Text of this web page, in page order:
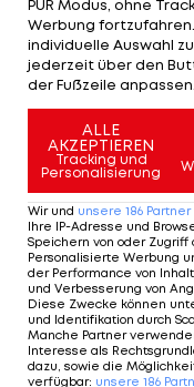
Lizenzbereichs,
"Bild".
gegen
antwortete
PUR Modus, ohne
Werbung
individuelle Auswahl
jederzeit über den
der Fußzeile anpassen.
ALLE
AKZEPTIEREN
Tracking und
Personalisierung
Wir und unsere 186 Partner
Ihre IP-Adresse und
Speichern von oder
Personalisierte Werbung
der Performance von
und Verbesserung von
Diese Zwecke können
und Identifikation durch
Manche Partner
Interesse als
dazu, sowie die
verfügbar: unsere 186